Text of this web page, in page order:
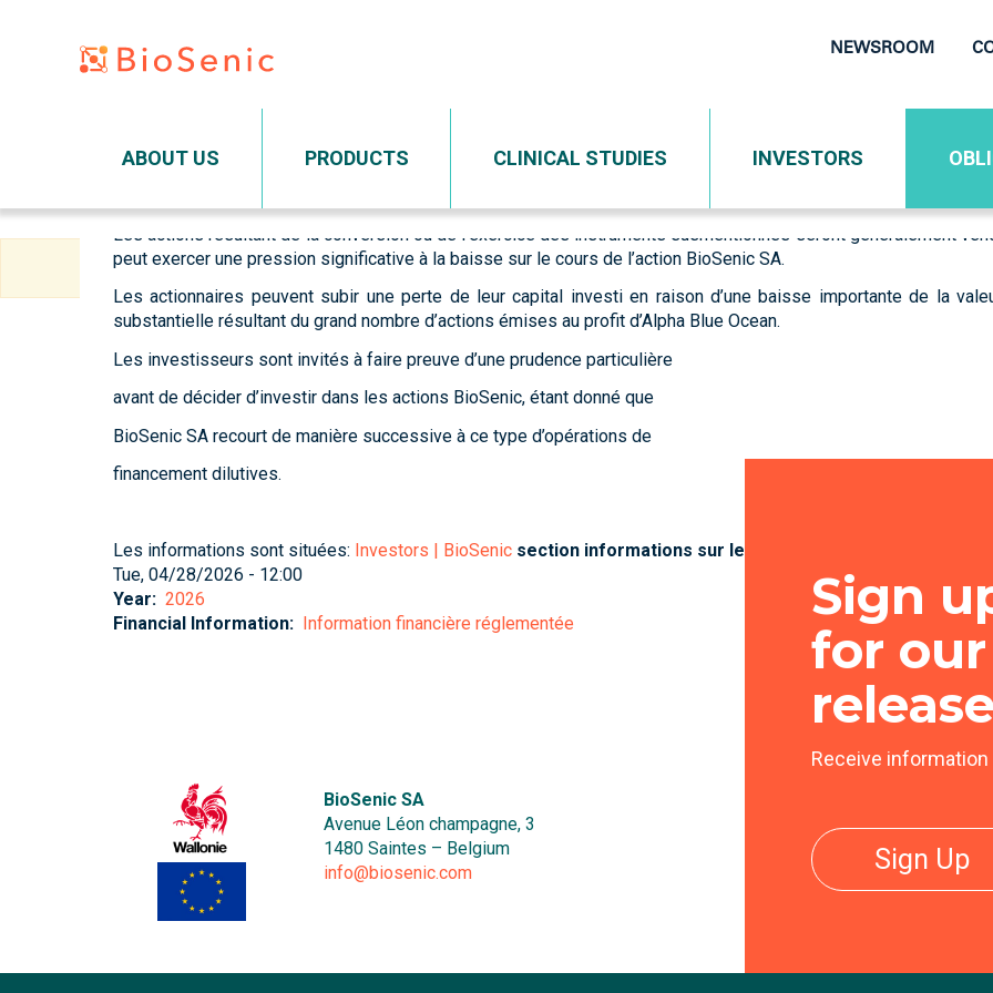
main
NEWSROOM
ABOUT US PRODUCTS CLINICAL STUDIES INVESTORS
English version is not updated since 2025-01-01.
Programme d'obligations
AVERTISSEMENT IMPORTANT
BioSenic SA a conclu un accord de financement sous forme d’obligations convertibles avec Alpha Blue
obligations ne sont soumises à aucune période de conservation (lock-up), ce qui permet à Alpha Blue Ocean de
Les actions résultant de la conversion ou de l’exercice des instruments susmentionnés seront généralement
peut exercer une pression significative à la baisse sur le cours de l’action BioSenic SA.
Les actionnaires peuvent subir une perte de leur capital investi en raison d’une baisse importante de la
substantielle résultant du grand nombre d’actions émises au profit d’Alpha Blue Ocean.
Les investisseurs sont invités à faire preuve d’une prudence particulière
avant de décider d’investir dans les actions BioSenic, étant donné que
BioSenic SA recourt de manière successive à ce type d’opérations de
financement dilutives.
Les informations sont situées: Investors | BioSenic section informations sur les obligations
Tue, 04/28/2026 - 12:00
Year
2026
Financial Information
Information financière réglementée
BioSenic SA
Avenue Léon champagne, 3
1480 Saintes – Belgium
info@biosenic.com
Sign
for
Receive
Sign Up